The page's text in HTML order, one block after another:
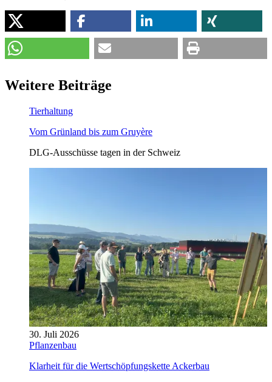
Weitere Beiträge
Tierhaltung
Vom Grünland bis zum Gruyère
DLG-Ausschüsse tagen in der Schweiz
30. Juli 2026
Pflanzenbau
Klarheit für die Wertschöpfungskette Ackerbau